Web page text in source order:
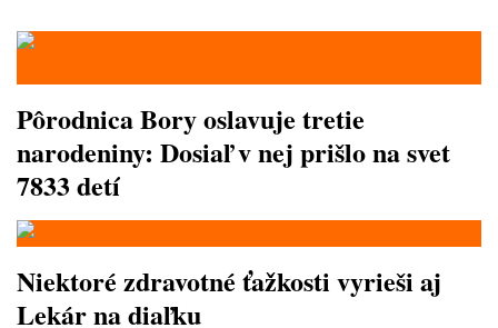
Pôrodnica Bory oslavuje tretie
narodeniny: Dosiaľ v nej prišlo na svet
7833 detí
Niektoré zdravotné ťažkosti vyrieši aj
Lekár na diaľku